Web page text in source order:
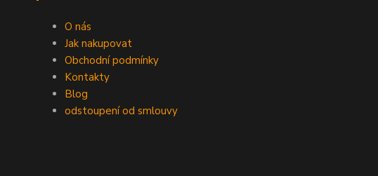
O nás
Jak nakupovat
Obchodní podmínky
Kontakty
Blog
odstoupení od smlouvy